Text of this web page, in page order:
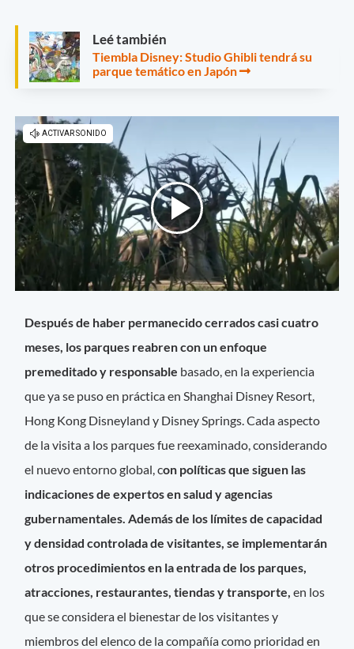
Leé también
Tiembla Disney: Studio Ghibli tendrá su
parque temático en Japón
Después de haber permanecido cerrados casi cuatro
meses, los parques reabren con un enfoque
premeditado y responsable basado, en la experiencia
que ya se puso en práctica en Shanghai Disney Resort,
Hong Kong Disneyland y Disney Springs. Cada aspecto
de la visita a los parques fue reexaminado, considerando
el nuevo entorno global, con políticas que siguen las
indicaciones de expertos en salud y agencias
gubernamentales. Además de los límites de capacidad
y densidad controlada de visitantes, se implementarán
otros procedimientos en la entrada de los parques,
atracciones, restaurantes, tiendas y transporte,en los
que se considera el bienestar de los visitantes y
miembros del elenco de la compañía como prioridad en